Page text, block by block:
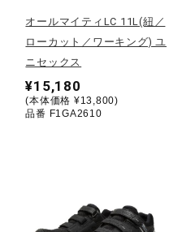
ゴルフ
オールマイティLC 11L(紐／
ローカット／ワーキング) ユ
ニセックス
¥15,180
(本体価格 ¥13,800)
品番 F1GA2610